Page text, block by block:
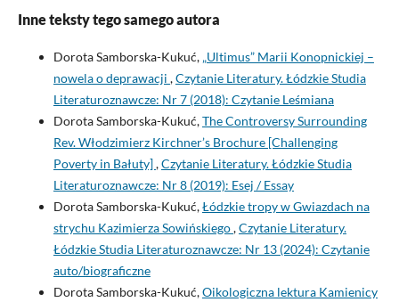
Inne teksty tego samego autora
Dorota Samborska-Kukuć, „Ultimus” Marii Konopnickiej –
nowela o deprawacji ,Czytanie Literatury. Łódzkie Studia
Literaturoznawcze: Nr 7 (2018): Czytanie Leśmiana
Dorota Samborska-Kukuć,The Controversy Surrounding
Rev. Włodzimierz Kirchner’s Brochure [Challenging
Poverty in Bałuty],Czytanie Literatury. Łódzkie Studia
Literaturoznawcze: Nr 8 (2019): Esej / Essay
Dorota Samborska-Kukuć,Łódzkie tropy w Gwiazdach na
strychu Kazimierza Sowińskiego,Czytanie Literatury.
Łódzkie Studia Literaturoznawcze: Nr 13 (2024): Czytanie
auto/biograficzne
Dorota Samborska-Kukuć,Oikologiczna lektura Kamienicy